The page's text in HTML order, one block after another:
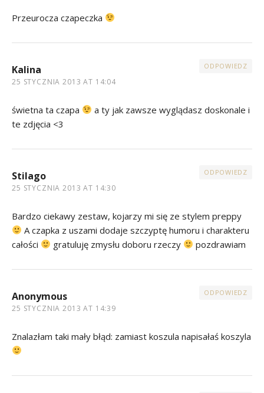
Przeurocza czapeczka
Kalina
25 STYCZNIA 2013 AT 14:04
ODPOWIEDZ
świetna ta czapa
a ty jak zawsze wyglądasz doskonale i
te zdjęcia <3
Stilago
25 STYCZNIA 2013 AT 14:30
ODPOWIEDZ
Bardzo ciekawy zestaw, kojarzy mi się ze stylem preppy
A czapka z uszami dodaje szczyptę humoru i charakteru
całości
gratuluję zmysłu doboru rzeczy pozdrawiam
Anonymous
25 STYCZNIA 2013 AT 14:39
ODPOWIEDZ
Znalazłam taki mały błąd: zamiast koszula napisałaś koszyla